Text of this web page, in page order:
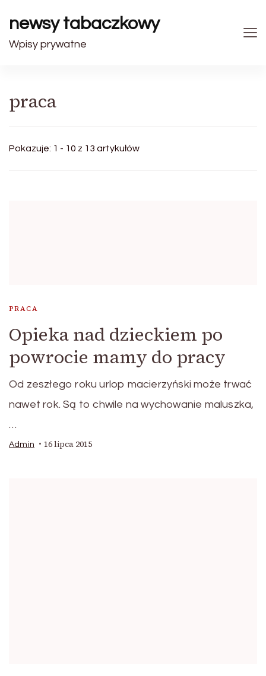
newsy tabaczkowy
Wpisy prywatne
praca
Pokazuje: 1 - 10 z 13 artykułów
PRACA
Opieka nad dzieckiem po
powrocie mamy do pracy
Od zeszłego roku urlop macierzyński może trwać
nawet rok. Są to chwile na wychowanie maluszka,
…
Admin 16 lipca 2015